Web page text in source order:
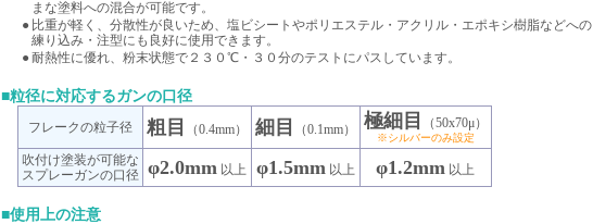
まな塗料への混合が可能です。
● 比重が軽く、分散性が良いため、塩ビシートやポリエステル・アクリル・エポキシ樹脂などへの
練り込み・注型にも良好に使用できます。
●耐熱性に優れ、粉末状態で２３０℃・３０分のテストにパスしています。
■粒径に対応するガンの口径
フレークの粒子径 粗目 （0.4mm） 細目 （0.1mm） 極細目 （50x70μ）
※シルバーのみ設定
吹付け塗装が可能な
スプレーガンの口径
φ2.0mm以上 φ1.5mm以上 φ1.2mm 以上
■使用上の注意